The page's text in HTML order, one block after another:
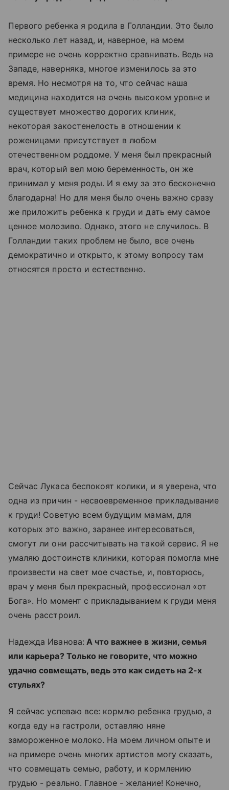
Первого ребенка я родила в Голландии. Это было
несколько лет назад, и, наверное, на моем
примере не очень корректно сравнивать. Ведь на
Западе, наверняка, многое изменилось за это
время. Но несмотря на то, что сейчас наша
медицина находится на очень высоком уровне и
существует множество дорогих клиник,
некоторая закостенелость в отношении к
роженицами присутствует в любом
отечественном роддоме. У меня был прекрасный
врач, который вел мою беременность, он же
принимал у меня роды. И я ему за это бесконечно
благодарна! Но для меня было очень важно сразу
же приложить ребенка к груди и дать ему самое
ценное молозиво. Однако, этого не случилось. В
Голландии таких проблем не было, все очень
демократично и открыто, к этому вопросу там
относятся просто и естественно.
Сейчас Лукаса беспокоят колики, и я уверена, что
одна из причин - несвоевременное прикладывание
к груди! Советую всем будущим мамам, для
которых это важно, заранее интересоваться,
смогут ли они рассчитывать на такой сервис. Я не
умаляю достоинств клиники, которая помогла мне
произвести на свет мое счастье, и, повторюсь,
врач у меня был прекрасный, профессионал «от
Бога». Но момент с прикладыванием к груди меня
очень расстроил.
Надежда Иванова: А что важнее в жизни, семья
или карьера? Только не говорите, что можно
удачно совмещать, ведь это как сидеть на 2-х
стульях?
Я сейчас успеваю все: кормлю ребенка грудью, а
когда еду на гастроли, оставляю няне
замороженное молоко. На моем личном опыте и
на примере очень многих артистов могу сказать,
что совмещать семью, работу, и кормлению
грудью - реально. Главное - желание! Конечно,